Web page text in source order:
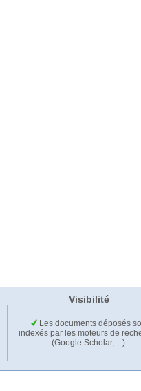
Visibilité
Les documents déposés
indexés par les moteurs de
(Google Scholar,…).